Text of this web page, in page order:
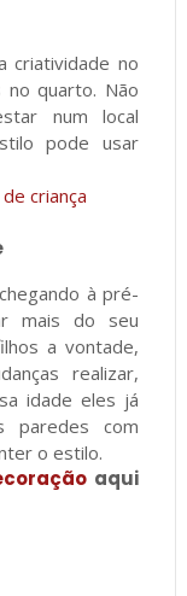
criatividade no
no quarto. Não
num local
pode usar
à pré-
mais do seu
a vontade,
realizar,
idade eles já
com
o estilo.
aqui